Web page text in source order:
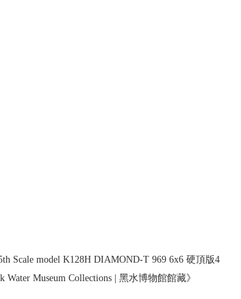
Scale model K128H DIAMOND-T 969 6x6 硬頂版4
Museum Collections | 黑水博物館館藏》